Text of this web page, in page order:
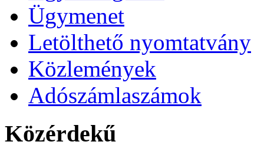
Ügymenet
Letölthető nyomtatvány
Közlemények
Adószámlaszámok
Közérdekű